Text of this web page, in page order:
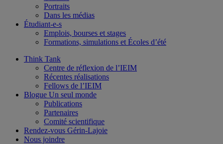
Portraits
Dans les médias
Étudiant-e-s
Emplois, bourses et stages
Formations, simulations et Écoles d’été
Think Tank
Centre de réflexion de l’IEIM
Récentes réalisations
Fellows de l’IEIM
Blogue Un seul monde
Publications
Partenaires
Comité scientifique
Rendez-vous Gérin-Lajoie
Nous joindre